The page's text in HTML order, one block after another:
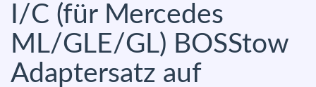
I/C (für Mercedes
ML/GLE/GL) BOSStow
Adaptersatz auf